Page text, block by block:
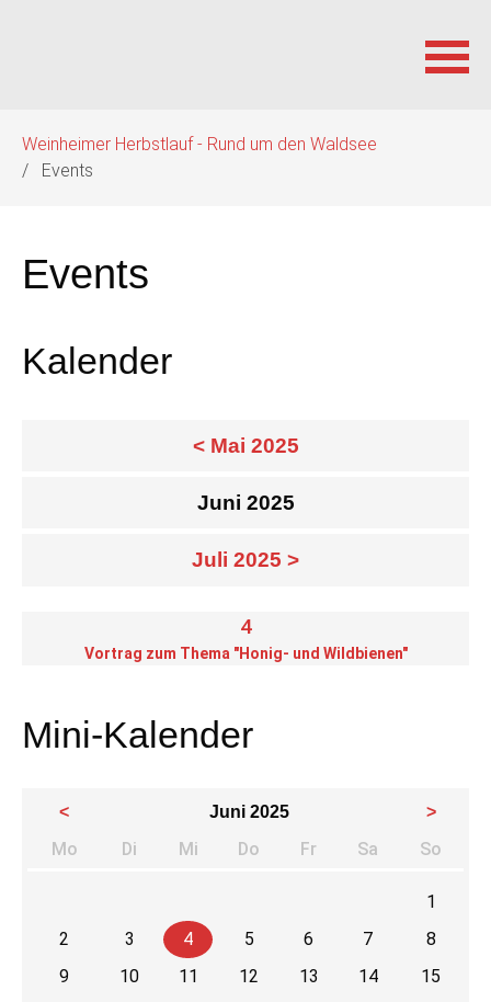
überspringen
Weinheimer Herbstlauf - Rund um den Waldsee
Events
Events
Kalender
< Mai 2025
Juni 2025
Juli 2025 >
4
Vortrag zum Thema "Honig- und Wildbienen"
Mini-Kalender
< Juni 2025 >
Mo Di enstag
Mi ttwoch
Do nnerstag
Fr eitagSa mstag
So
1
2
3 4 5 6 7
8
9
10 11 12 13 14
15